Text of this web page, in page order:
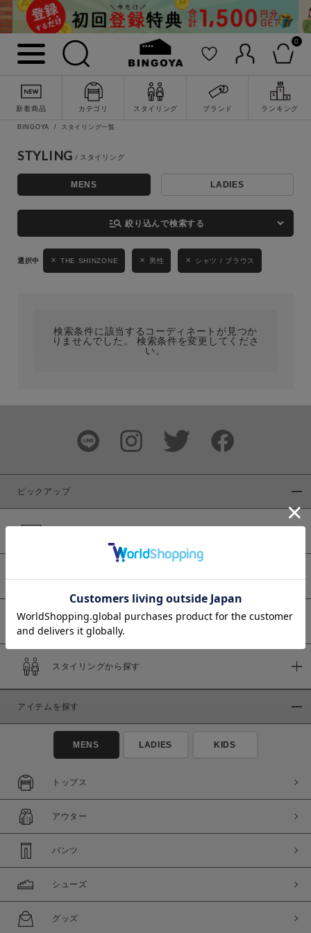
0
新着商品 カテゴリ スタイリング ブランド ランキング
詳細検索
価格
～
商品タイプ
通常商品 予約商品
在庫
在庫あり 在庫なし含む
BINGOYA スタイリング一覧
STYLING
MENS LADIES
manage_search 絞り込んで検索する
THE SHINZONE 男性 シャツ / ブラウス
検索条件に該当するコーディネートが見つか
りませんでした。 検索条件を変更してくださ
い。
ピックアップ
予約商品
スタイリングから探す
アイテムを探す
MENS LADIES KIDS
トップス
アウター
パンツ
シューズ
グッズ